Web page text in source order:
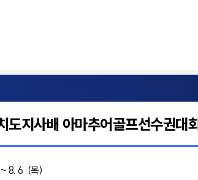
지사배 아마추어골프선수권대회
8. 6 .(목)